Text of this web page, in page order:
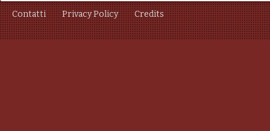
Contatti Privacy Policy Credits